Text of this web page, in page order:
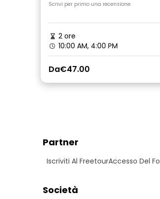
Scrivi per primo una recensione
2 ore
10:00 AM, 4:00 PM
Da€47.00
Partner
Iscriviti Al FreetourAccesso Del
Società